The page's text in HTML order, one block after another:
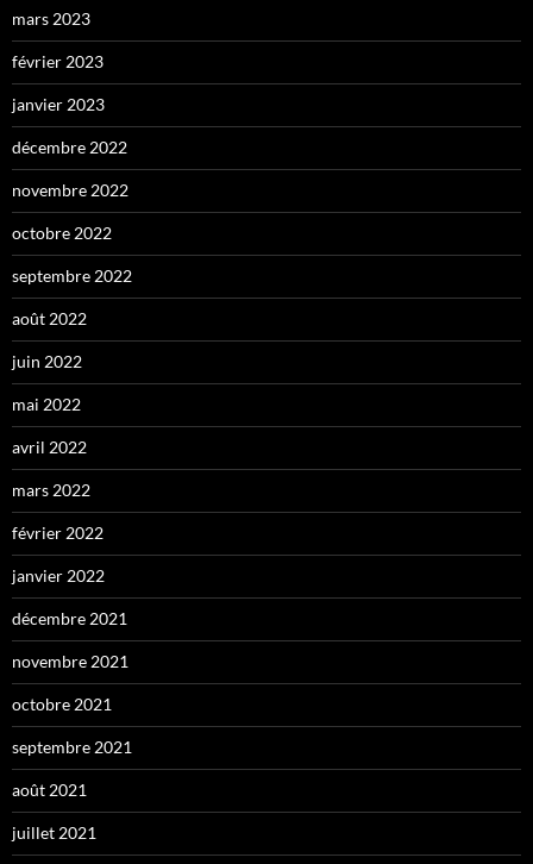
mars 2023
février 2023
janvier 2023
décembre 2022
novembre 2022
octobre 2022
septembre 2022
août 2022
juin 2022
mai 2022
avril 2022
mars 2022
février 2022
janvier 2022
décembre 2021
novembre 2021
octobre 2021
septembre 2021
août 2021
juillet 2021